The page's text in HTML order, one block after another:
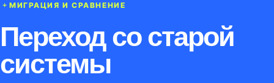
МИГРАЦИЯ И СРАВНЕНИЕ
Переход со старой
системы